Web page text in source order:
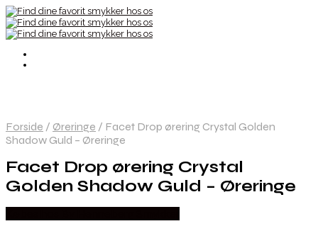
Forside / Øreringe / Facet Drop ørering Crystal Golden
Shadow Guld – Øreringe
Facet Drop ørering Crystal
Golden Shadow Guld – Øreringe